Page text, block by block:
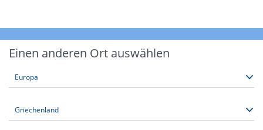
Einen anderen Ort auswählen